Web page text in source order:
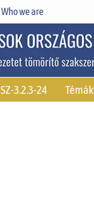
Who we are
3.2.3-24 Témák